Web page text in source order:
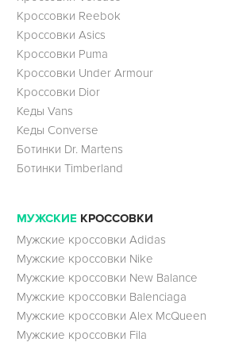
Кроссовки Reebok
Кроссовки Asics
Кроссовки Puma
Кроссовки Under Armour
Кроссовки Dior
Кеды Vans
Кеды Converse
Ботинки Dr. Martens
Ботинки Timberland
МУЖСКИЕ КРОССОВКИ
Мужские кроссовки Adidas
Мужские кроссовки Nike
Мужские кроссовки New Balance
Мужские кроссовки Balenciaga
Мужские кроссовки Alex McQueen
Мужские кроссовки Fila